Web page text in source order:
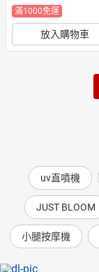
滿1000免運
放入購物車
uv直噴機
JUST BLOOM
小腿按摩機